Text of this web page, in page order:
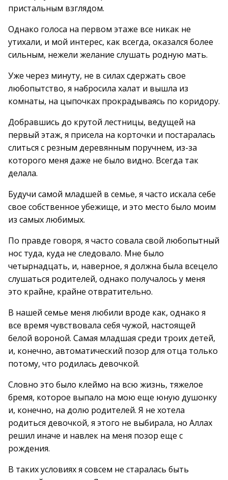
пристальным взглядом.
Однако голоса на первом этаже все никак не
утихали, и мой интерес, как всегда, оказался более
сильным, нежели желание слушать родную мать.
Уже через минуту, не в силах сдержать свое
любопытство, я набросила халат и вышла из
комнаты, на цыпочках прокрадываясь по коридору.
Добравшись до крутой лестницы, ведущей на
первый этаж, я присела на корточки и постаралась
слиться с резным деревянным поручнем, из-за
которого меня даже не было видно. Всегда так
делала.
Будучи самой младшей в семье, я часто искала себе
свое собственное убежище, и это место было моим
из самых любимых.
По правде говоря, я часто совала свой любопытный
нос туда, куда не следовало. Мне было
четырнадцать, и, наверное, я должна была всецело
слушаться родителей, однако получалось у меня
это крайне, крайне отвратительно.
В нашей семье меня любили вроде как, однако я
все время чувствовала себя чужой, настоящей
белой вороной. Самая младшая среди троих детей,
и, конечно, автоматический позор для отца только
потому, что родилась девочкой.
Словно это было клеймо на всю жизнь, тяжелое
бремя, которое выпало на мою еще юную душонку
и, конечно, на долю родителей. Я не хотела
родиться девочкой, я этого не выбирала, но Аллах
решил иначе и навлек на меня позор еще с
рождения.
В таких условиях я совсем не старалась быть